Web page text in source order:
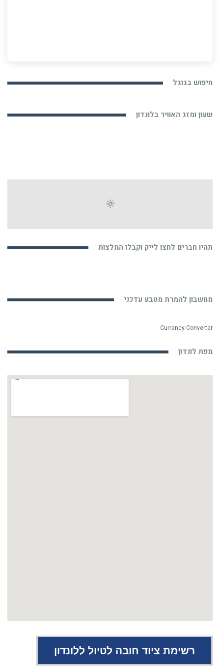
חיפוש בגוגל
שעון ומזג האוויר בלונדון
תהיו חברים לחצו לייק וקבלו המלצות
מחשבון להמרת מטבע עדכני
Currency Converter
מפת לונדון
רשימת ציוד חובה לטיול ללונדון